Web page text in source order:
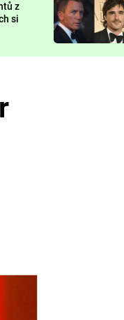
DEADPOOL
z
si